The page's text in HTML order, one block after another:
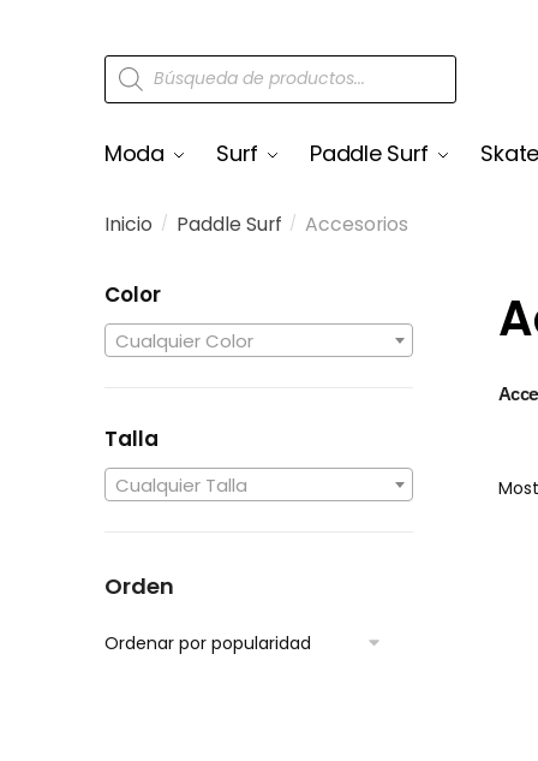
Moda Surf Paddle Surf
Inicio / Paddle Surf / Accesorios
Color
Cualquier Color
Talla
Cualquier Talla
Orden